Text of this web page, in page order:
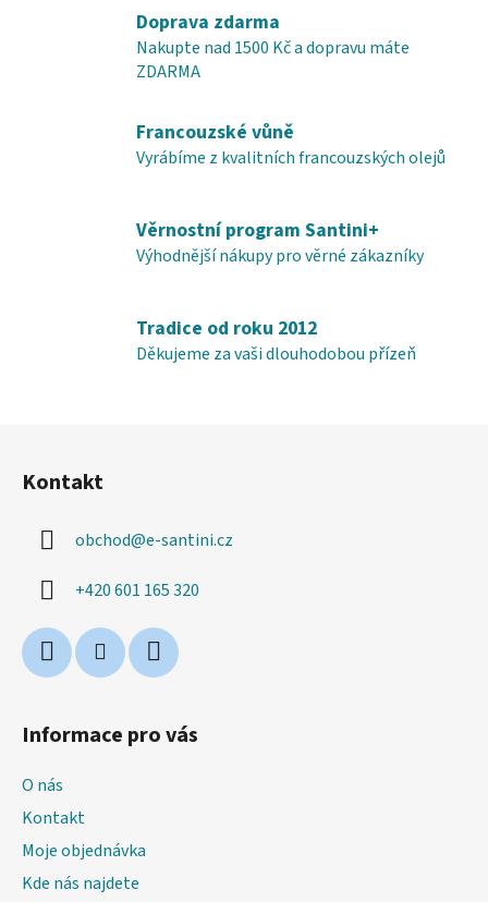
c
í
k
y
p
i
n
í
Doprava zdarma
Nakupte nad 1500 Kč a dopravu máte
ZDARMA
Francouzské vůně
Vyrábíme z kvalitních francouzských olejů
Věrnostní program Santini+
Výhodnější nákupy pro věrné zákazníky
Tradice od roku 2012
Děkujeme za vaši dlouhodobou přízeň
Kontakt
obchod@e-santini.cz
+420 601 165 320
Informace pro vás
O nás
Kontakt
Moje objednávka
Kde nás najdete